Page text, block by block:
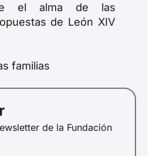
el alma de las
de León XIV
familias
de la Fundación